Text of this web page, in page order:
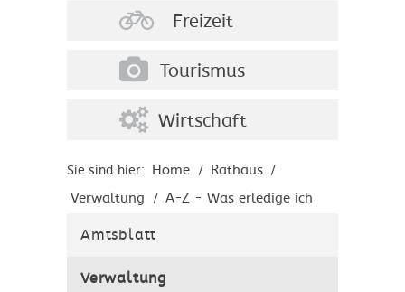
Freizeit
Tourismus
Wirtschaft
Sie sind hier: Home / Rathaus /
Verwaltung / A-Z - Was erledige ich
Amtsblatt
Verwaltung